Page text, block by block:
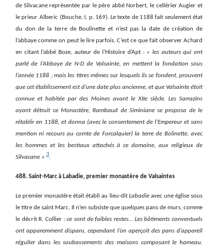
de Silvacane représentée par le père abbé Norbert, le cellérier Augier et
le prieur Alberic (Bouche, I, p. 169). Le texte de 1188 fait seulement état
du don de la terre de Boulinette et n’est pas la date de création de
l’abbaye comme on peut le lire parfois. C’est ce que fait observer Achard
en citant l’abbé Boze, auteur de l’Histoire d’Apt : « les auteurs qui ont
parlé de l’Abbaye de N-D de Valsainte, en mettent la fondation sous
l’année 1188 ; mais les titres mêmes sur lesquels ils se fondent, prouvent
que cet établissement est d’une date plus ancienne, et que Valsainte étoit
connue et habitée par des Moines avant le XIIe siècle. Les Sarrazins
ayant détruit ce Monastère, Rambaud de Siminiane se proposa de le
rétablir en 1188, et donna (avec le consentement de l’Empereur et sans
mention ni recours au comte de Forcalquier) la terre de Bolinette, avec
les hommes et les bestiaux attachés à ce domaine, aux religieux de
Silvacane » 3.
488. Saint-Marc à Labadie, premier monastère de Valsaintes
Le premier monastère était établi au lieu-dit Labadieavec une église sous
le titre de saint Marc. Il n’en subsiste que quelques pans de murs, comme
le décrit R. Collier :ce sont de faibles restes… Les bâtiments conventuels
ont apparemment disparu, cependant l’on aperçoit des pans d’appareil
régulier dans les soubassements des maisons composant le hameau.